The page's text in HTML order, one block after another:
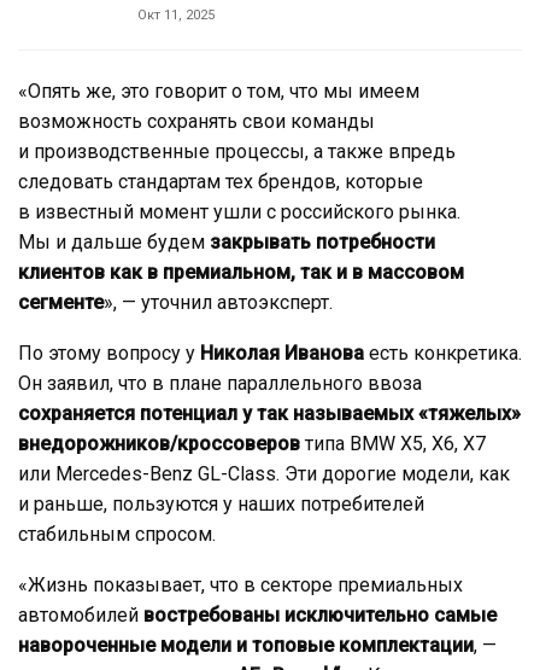
Окт 11, 2025
«Опять же, это говорит о том, что мы имеем
возможность сохранять свои команды
и производственные процессы, а также впредь
следовать стандартам тех брендов, которые
в известный момент ушли с российского рынка.
Мы и дальше будем закрывать потребности
клиентов как в премиальном, так и в массовом
сегменте», — уточнил автоэксперт.
По этому вопросу у Николая Иванова есть конкретика.
Он заявил, что в плане параллельного ввоза
сохраняется потенциал у так называемых «тяжелых»
внедорожников/кроссоверов типа BMW X5, X6, X7
или Mercedes-Benz GL-Class. Эти дорогие модели, как
и раньше, пользуются у наших потребителей
стабильным спросом.
«Жизнь показывает, что в секторе премиальных
автомобилей востребованы исключительно самые
навороченные модели и топовые комплектации, —